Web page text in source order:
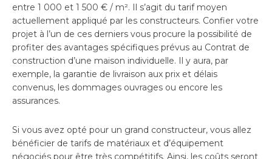
entre 1 000 et 1 500 € / m². Il s’agit du tarif moyen
actuellement appliqué par les constructeurs. Confier votre
projet à l’un de ces derniers vous procure la possibilité de
profiter des avantages spécifiques prévus au Contrat de
construction d’une maison individuelle. Il y aura, par
exemple, la garantie de livraison aux prix et délais
convenus, les dommages ouvrages ou encore les
assurances.
Si vous avez opté pour un grand constructeur, vous allez
bénéficier de tarifs de matériaux et d’équipement
négociés pour être très compétitifs. Ainsi, les coûts seront